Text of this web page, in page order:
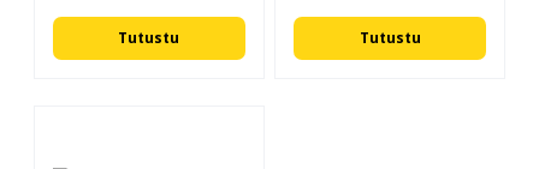
Tutustu Tutustu